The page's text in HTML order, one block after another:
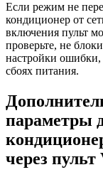
Если режим не
кондиционер от
включения пульт
проверьте, не
настройки
сбоях питания.
параметры
через пульт